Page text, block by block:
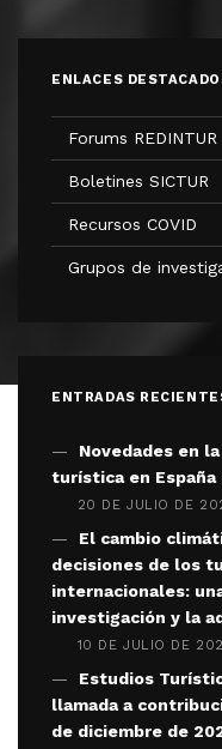
ENLACES
Forums REDINTUR
Boletines SICTUR
Recursos COVID
Grupos de
ENTRADAS
Novedades en
turística en España
20 DE JULIO DE
El cambio
decisiones de los
internacionales:
investigación y la
10 DE JULIO DE
Estudios
llamada a
de diciembre de